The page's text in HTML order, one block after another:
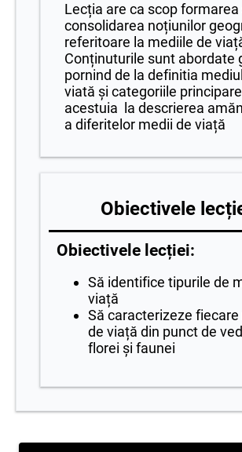
Lecția are ca scop formarea
consolidarea noțiunilor
referitoare la mediile de
Conținuturile sunt abordate
pornind de la definitia
viată și categoriile
acestuia la descrierea
a diferitelor medii de viață
Obiectivele
Obiectivele lecției:
Să identifice tipurile de
viață
Să caracterizeze fiecare
de viață din punct de
florei și faunei